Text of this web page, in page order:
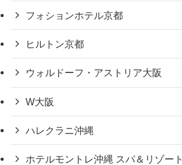
フォションホテル京都
ヒルトン京都
ウォルドーフ・アストリア大阪
W大阪
ハレクラニ沖縄
ホテルモントレ沖縄 スパ＆リゾート